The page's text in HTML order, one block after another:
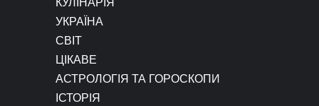
УКРАЇНА
СВІТ
ЦІКАВЕ
АСТРОЛОГІЯ ТА ГОРОСКОПИ
ІСТОРІЯ